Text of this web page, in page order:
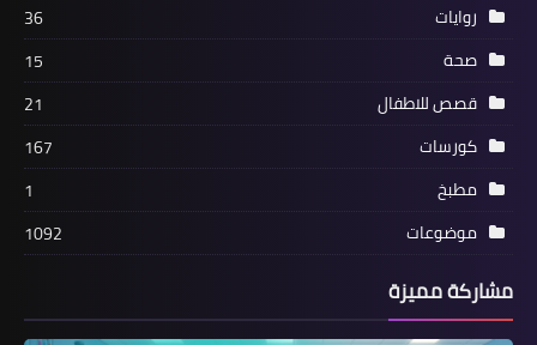
روايات
36
صحة
15
قصص للاطفال
21
كورسات
167
مطبخ
1
موضوعات
1092
مشاركة مميزة